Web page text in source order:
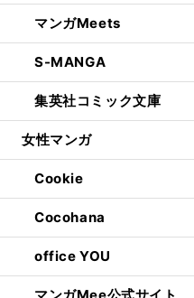
マンガMeets
S-MANGA
集英社コミック文庫
女性マンガ
Cookie
Cocohana
office YOU